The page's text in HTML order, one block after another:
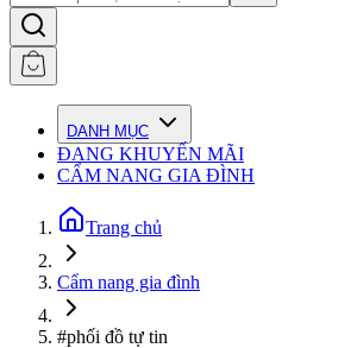
DANH MỤC
ĐANG KHUYẾN MÃI
CẨM NANG GIA ĐÌNH
Trang chủ
Cẩm nang gia đình
#phối đồ tự tin